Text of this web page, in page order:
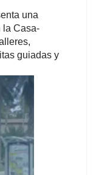
una
la Casa-
guiadas y